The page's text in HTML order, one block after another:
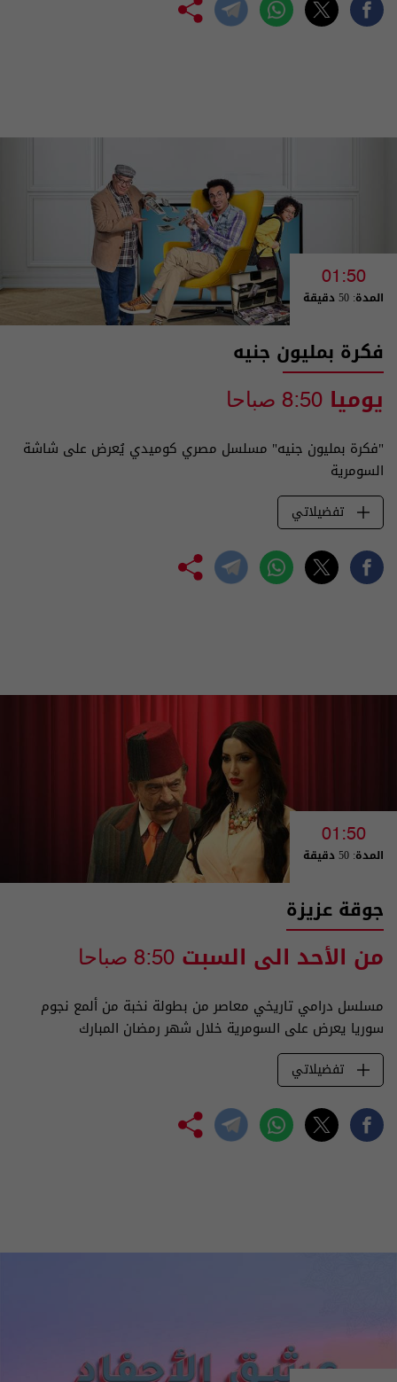
01:50
المدة: 50 دقيقة
فكرة بمليون جنيه
يوميا 8:50 صباحا
"فكرة بمليون جنيه" مسلسل مصري كوميدي يُعرض على شاشة
السومرية
تفضيلاتي
01:50
المدة: 50 دقيقة
جوقة عزيزة
من الأحد الى السبت 8:50 صباحا
مسلسل درامي تاريخي معاصر من بطولة نخبة من ألمع نجوم
سوريا يعرض على السومرية خلال شهر رمضان المبارك
تفضيلاتي